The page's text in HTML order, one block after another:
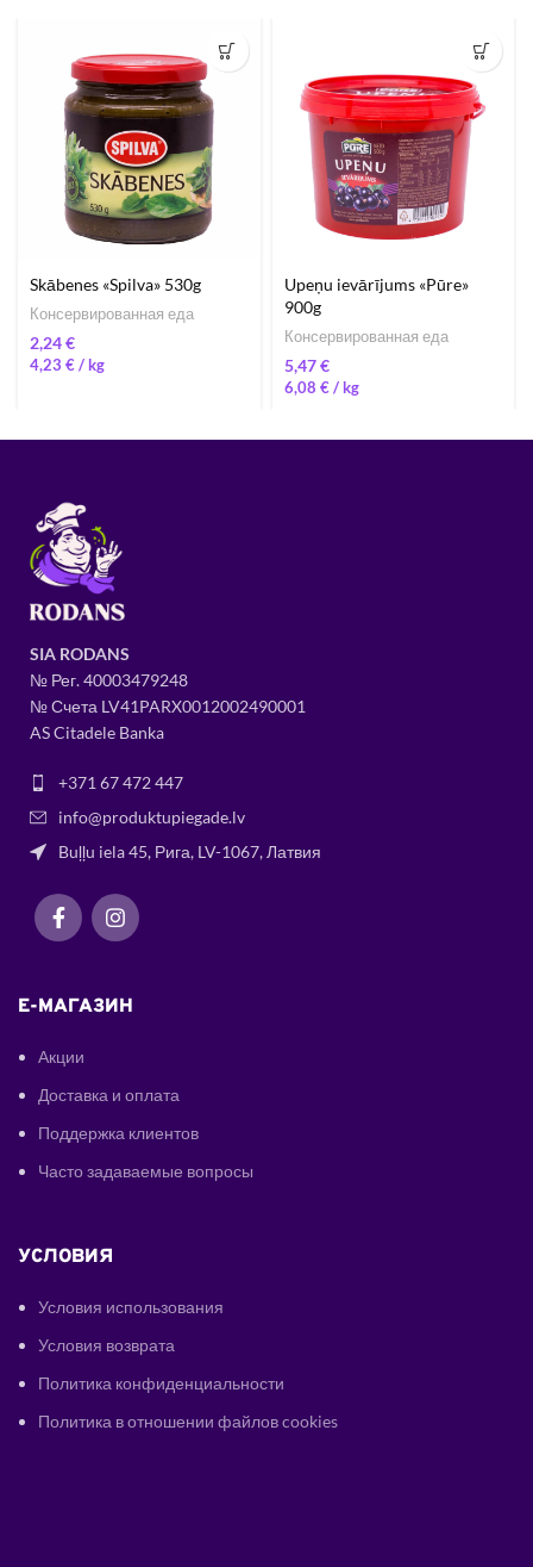
Skābenes «Spilva» 530g
Консервированная еда
€
4,23 €/
Upeņu ievārījums «Pūre»
900g
Консервированная еда
€
6,08 € /
SIA RODANS
№ Рег.40003479248
№ Счета LV41PARX0012002490001
AS Citadele Banka
+371 67 472 447
info@produktupiegade.lv
Buļļu iela 45, Рига, LV-1067, Латвия
E-МАГАЗИН
Акции
Доставка и оплата
Поддержка клиентов
Часто задаваемые вопросы
УСЛОВИЯ
Условия использования
Условия возврата
Политика конфиденциальности
Политика в отношении файлов cookies